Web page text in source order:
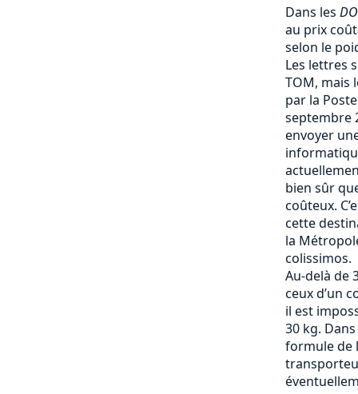
Dans les
au prix
selon le
Les lettres
TOM, mais
par la
septembre
envoyer
bien sûr
coûteux.
cette
la
colissimos.
Au-delà de
ceux d’un
il est
30 kg.
formule de